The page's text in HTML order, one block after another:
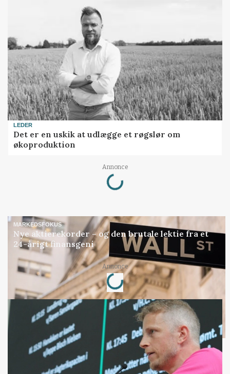
LEDER
Det er en uskik at udlægge et røgslør om
økoproduktion
Annonce
Loading...
MARKEDSFOKUS
Nye aktierekorder – og den brutale lektie fra et
24-årigt finansgeni
Annonce
Loading...